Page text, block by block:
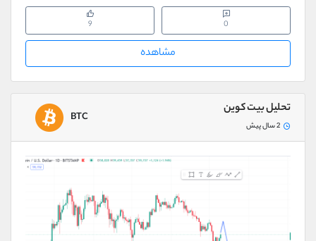
0
9
مشاهده
تحلیل بیت کوین
2 سال پیش
BTC